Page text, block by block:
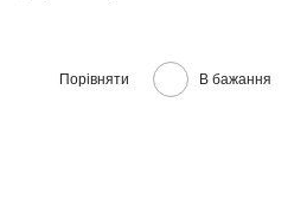
Порівняти В бажання